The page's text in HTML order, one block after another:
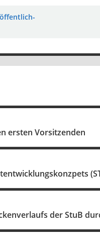
ersten Vorsitzenden
der StuB